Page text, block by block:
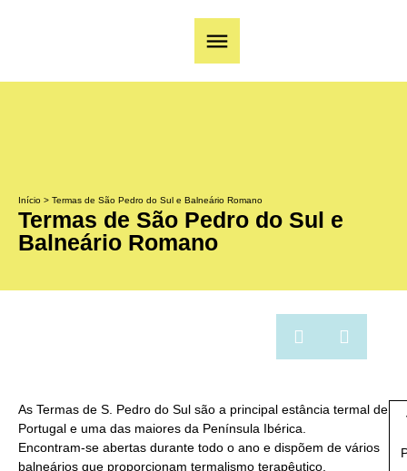
Início > Termas de São Pedro do Sul e Balneário Romano
Termas de São Pedro do Sul e
Balneário Romano
As Termas de S. Pedro do Sul são a principal estância termal de
Portugal e uma das maiores da Península Ibérica.
Encontram-se abertas durante todo o ano e dispõem de vários
balneários que proporcionam termalismo terapêutico,